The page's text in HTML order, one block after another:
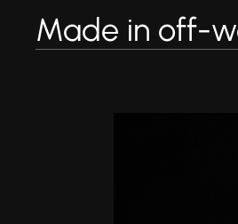
Made in off-